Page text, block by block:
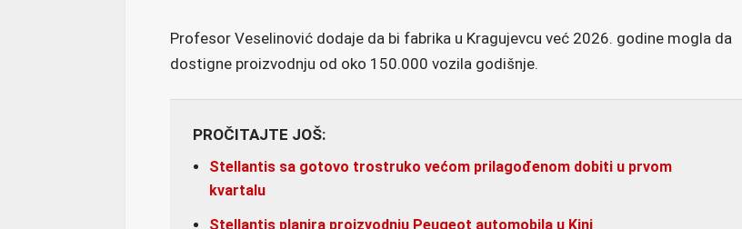
Profesor Veselinović dodaje da bi fabrika u Kragujevcu već 2026. godine mogla da
dostigne proizvodnju od oko 150.000 vozila godišnje.
PROČITAJTE JOŠ:
Stellantis sa gotovo trostruko većom prilagođenom dobiti u prvom
kvartalu
Stellantis planira proizvodnju Peugeot automobila u Kini